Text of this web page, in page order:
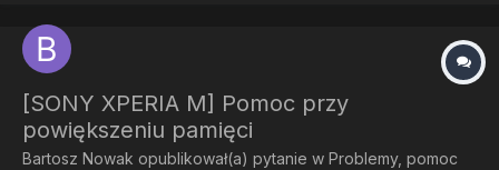
[SONY XPERIA M] Pomoc przy
powiększeniu pamięci
Bartosz Nowak opublikował(a) pytanie w Problemy, pomoc